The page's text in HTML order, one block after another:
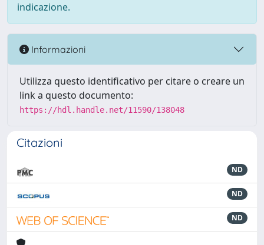
indicazione.
Informazioni
Utilizza questo identificativo per citare o creare un
link a questo documento:
https://hdl.handle.net/11590/138048
Citazioni
ND
ND
ND